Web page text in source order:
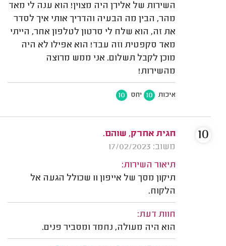
השירות של אלירן היה מצוין! הוא ענה לי מאד
מהר, הבין מה הבעיה והדריך אותי איך לסדר
את זה, הוא שלח לי סרטון לטלפון אחר, הייתי
מאד סקפטית וזה עבד! הוא אפילו לא היה
מוכן לקבל תשלום. אני ממש מרוצה
מהשירות!
איכות 10 יחס 10
חגית אחרק, שוהם.
משוב: 17/02/2023
תיאור השירות:
תיקון מסך של אייפון 11 שכולל הגעה אל
הלקוח.
חוות דעת:
הוא היה מעולה, נחמד ומסביר פנים.
10